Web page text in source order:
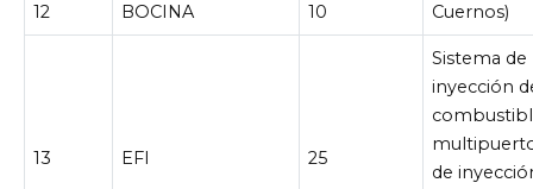
12 BOCINA 10 Cuernos)
13 EFI 25
Sistema de
inyección
de